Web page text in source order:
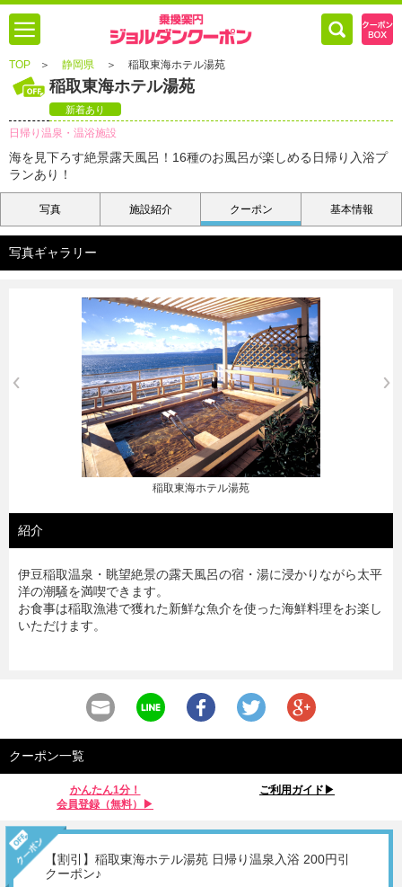
TOP ＞ 静岡県 ＞ 稲取東海ホテル湯苑
稲取東海ホテル湯苑
新着あり
日帰り温泉・温浴施設
海を見下ろす絶景露天風呂！16種のお風呂が楽しめる日帰り入浴プ
ランあり！
写真 施設紹介 クーポン 基本情報
写真ギャラリー
稲取東海ホテル湯苑
紹介
伊豆稲取温泉・眺望絶景の露天風呂の宿・湯に浸かりながら太平
洋の潮騒を満喫できます。
お食事は稲取漁港で獲れた新鮮な魚介を使った海鮮料理をお楽し
いただけます。
クーポン一覧
かんたん1分！
会員登録（無料）▶︎
ご利用ガイド▶︎
【割引】稲取東海ホテル湯苑 日帰り温泉入浴 200円引
クーポン♪